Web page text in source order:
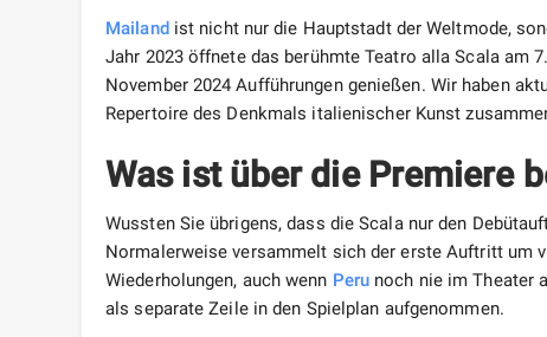
Mailandist nicht nur die Hauptstadt der Weltmode,
Jahr 2023 öffnete das berühmte Teatro alla Scala am
November 2024 Aufführungen genießen. Wir haben
Repertoire des Denkmals italienischer Kunst
Was ist über die Premiere
Wussten Sie übrigens, dass die Scala nur den
Normalerweise versammelt sich der erste Auftritt um
Wiederholungen, auch wenn Peru noch nie im Theater
als separate Zeile in den Spielplan aufgenommen.